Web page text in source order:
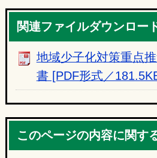
関連ファイルダウンロー
地域少子化対策重点
書 [PDF形式／
このページの内容に関す